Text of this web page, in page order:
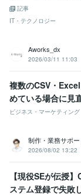
記事
IT・テクノロジー
Aworks_dx
2026/03/11 11:03
複数のCSV・
めている場合に見
ビジネス・マーケティング
制作・業務サポ
2026/08/02 13:22
【現役SEが伝授
ステム登録で失敗